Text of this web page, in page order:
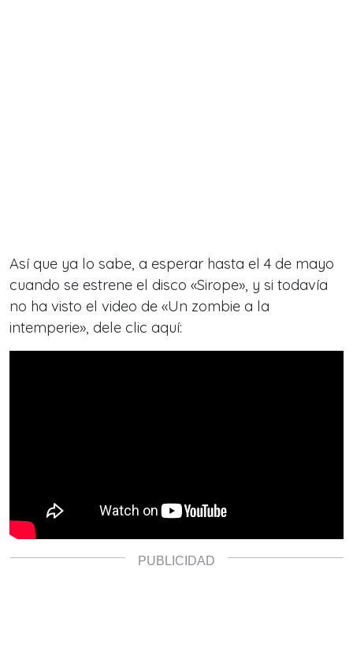
Así que ya lo sabe, a esperar hasta el 4 de mayo
cuando se estrene el disco «Sirope», y si todavía
no ha visto el video de «Un zombie a la
intemperie», dele clic aquí: